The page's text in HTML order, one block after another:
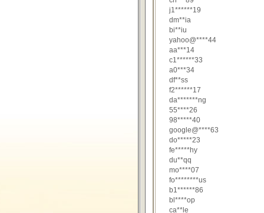
j1******19
dm**ia
bi**iu
yahoo@****44
aa***14
c1******33
a0***34
df**ss
f2******17
da*******ng
55****26
98*****40
google@****63
do*****23
fe*****hy
du**qq
mo****07
fo********us
b1******86
bl****op
ca**le